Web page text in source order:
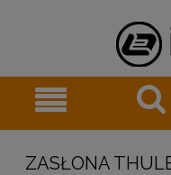
ZASŁONA